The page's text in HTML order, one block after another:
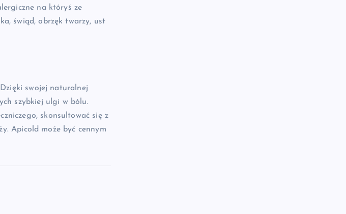
na któryś ze
świąd, obrzęk twarzy, ust
swojej naturalnej
szybkiej ulgi w bólu.
skonsultować się z
Apicold może być cennym